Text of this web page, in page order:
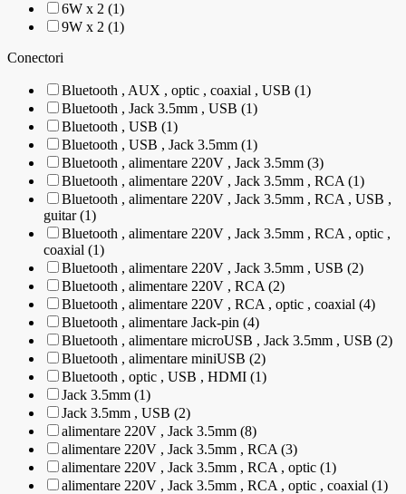
6W x 2 (1)
9W x 2 (1)
Conectori
Bluetooth , AUX , optic , coaxial , USB (1)
Bluetooth , Jack 3.5mm , USB (1)
Bluetooth , USB (1)
Bluetooth , USB , Jack 3.5mm (1)
Bluetooth , alimentare 220V , Jack 3.5mm (3)
Bluetooth , alimentare 220V , Jack 3.5mm , RCA (1)
Bluetooth , alimentare 220V , Jack 3.5mm , RCA , USB ,
guitar (1)
Bluetooth , alimentare 220V , Jack 3.5mm , RCA , optic ,
coaxial (1)
Bluetooth , alimentare 220V , Jack 3.5mm , USB (2)
Bluetooth , alimentare 220V , RCA (2)
Bluetooth , alimentare 220V , RCA , optic , coaxial (4)
Bluetooth , alimentare Jack-pin (4)
Bluetooth , alimentare microUSB , Jack 3.5mm , USB (2)
Bluetooth , alimentare miniUSB (2)
Bluetooth , optic , USB , HDMI (1)
Jack 3.5mm (1)
Jack 3.5mm , USB (2)
alimentare 220V , Jack 3.5mm (8)
alimentare 220V , Jack 3.5mm , RCA (3)
alimentare 220V , Jack 3.5mm , RCA , optic (1)
alimentare 220V , Jack 3.5mm , RCA , optic , coaxial (1)